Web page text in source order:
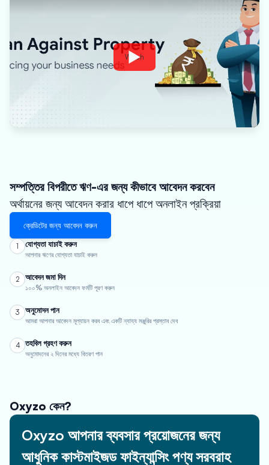
Watch
সম্পত্তির বিপরীতে ঋণ-এর জন্য কীভাবে আবেদন করবেন
অর্থায়নের জন্য আবেদন করার ধাপে ধাপে অনলাইন প্রক্রিয়া
ক্রেডিটের জন্য আবেদন করুন
1 যোগ্যতা যাচাই করুন
আপনার ঋণের যোগ্যতা যাচাই করুন
2 আবেদন জমা দিন
১০০% অনলাইন আবেদন ফর্মটি পূরণ করুন
3 অনুমোদন পান
আমরা আপনার আবেদন মূল্যায়ন করব এবং একটি ন্যায্য মঞ্জুরির প্রস্তাব দেব
4 তহবিল গ্রহণ করুন
অনুমোদনের ২ দিনের মধ্যে বিতরণ পান
Oxyzo কেন?
Oxyzo আপনার ব্যবসার প্রয়োজনের জন্য
আধুনিক কাস্টমাইজড ফাইন্যান্সিং পণ্য সরবরাহ